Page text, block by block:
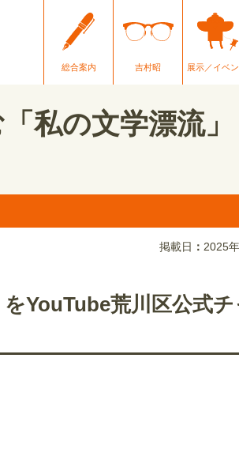
総合案内 吉村昭 展示／イベ
私の文学漂流
掲載日 2025
YouTube荒川区公式